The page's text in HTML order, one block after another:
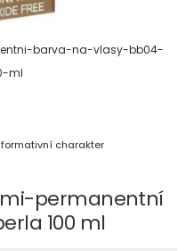
barva-na-vlasy-bb04-
ml
charakter
permanentní
100 ml